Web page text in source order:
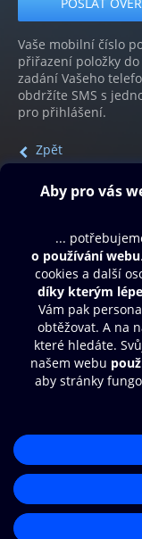
Vaše mobilní číslo
přiřazení položky do
zadání Vašeho
obdržíte SMS s
pro přihlášení.
Zpět
Obsah ke stažení
Moje O2 Knihovna
Další zábava
© O2 Czech Republic
Přístupnost
Zásady zpracování
Nastavení cookies